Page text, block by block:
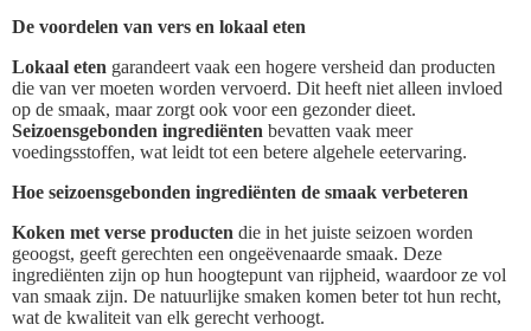
De voordelen van vers en lokaal eten
Lokaal eten garandeert vaak een hogere versheid dan producten
die van ver moeten worden vervoerd. Dit heeft niet alleen invloed
op de smaak, maar zorgt ook voor een gezonder dieet.
Seizoensgebonden ingrediënten bevatten vaak meer
voedingsstoffen, wat leidt tot een betere algehele eetervaring.
Hoe seizoensgebonden ingrediënten de smaak verbeteren
Koken met verse producten die in het juiste seizoen worden
geoogst, geeft gerechten een ongeëvenaarde smaak. Deze
ingrediënten zijn op hun hoogtepunt van rijpheid, waardoor ze vol
van smaak zijn. De natuurlijke smaken komen beter tot hun recht,
wat de kwaliteit van elk gerecht verhoogt.